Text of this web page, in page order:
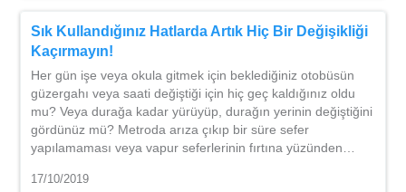
Sık Kullandığınız Hatlarda Artık Hiç Bir Değişikliği
Kaçırmayın!
Her gün işe veya okula gitmek için beklediğiniz otobüsün
güzergahı veya saati değiştiği için hiç geç kaldığınız oldu
mu? Veya durağa kadar yürüyüp, durağın yerinin değiştiğini
gördünüz mü? Metroda arıza çıkıp bir süre sefer
yapılamaması veya vapur seferlerinin fırtına yüzünden…
17/10/2019